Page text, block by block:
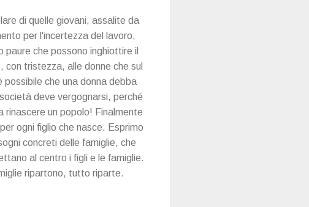
di quelle giovani, assalite da
per l'incertezza del lavoro,
che possono inghiottire il
tristezza, alle donne che sul
che una donna debba
deve vergognarsi, perché
rinascere un popolo! Finalmente
ogni figlio che nasce. Esprimo
concreti delle famiglie, che
al centro i figli e le famiglie.
ripartono, tutto riparte.